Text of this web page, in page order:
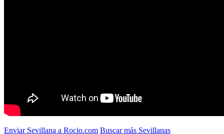
Enviar Sevillana a Rocio.com Buscar más Sevillanas